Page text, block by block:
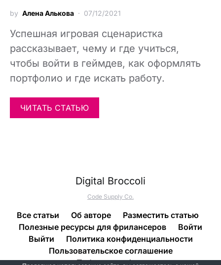
by Алена Алькова 07/12/2021
Успешная игровая сценаристка
рассказывает, чему и где учиться,
чтобы войти в геймдев, как оформлять
портфолио и где искать работу.
ЧИТАТЬ СТАТЬЮ
Digital Broccoli
Code Supply Co.
Все статьи Об авторе
Разместить статью
Полезные ресурсы для фрилансеров
Войти
Выйти
Политика конфиденциальности
Пользовательское соглашение
Публичная оферта